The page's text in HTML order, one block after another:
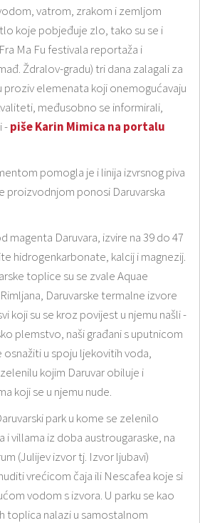
vatrom, zrakom i zemljom
koje pobjeđuje zlo, tako su se i
Ma Fu festivala reportaža i
Ždralov-gradu) tri dana zalagali za
proziv elemenata koji onemogućavaju
međusobno se informirali,
-piše Karin Mimica na portalu
pomogla je i linija izvrsnog piva
proizvodnjom ponosi Daruvarska
magenta Daruvara, izvire na 39 do 47
hidrogenkarbonate, kalcij i magnezij.
toplice su se zvale Aquae
Daruvarske termalne izvore
koji su se kroz povijest u njemu našli -
plemstvo, naši građani s uputnicom
osnažiti u spoju ljekovitih voda,
kojim Daruvar obiluje i
koji se u njemu nude.
park u kome se zelenilo
i villama iz doba austrougaraske, na
(Julijev izvor tj. Izvor ljubavi)
vrećicom čaja ili Nescafea koje si
vodom s izvora. U parku se kao
toplica nalazi u samostalnom